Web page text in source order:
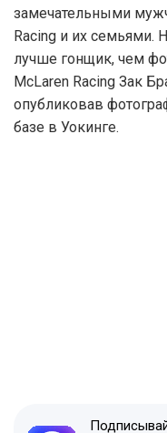
замечательными
Racing и их семьями.
лучше гонщик, чем
McLaren Racing Зак
опубликовав
базе в Уокинге.